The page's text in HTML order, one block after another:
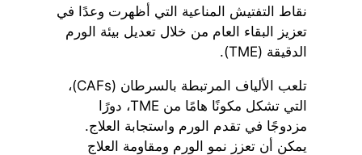
نقاط التفتيش المناعية التي أظهرت وعدًا في
تعزيز البقاء العام من خلال تعديل بيئة الورم
الدقيقة (TME).
تلعب الألياف المرتبطة بالسرطان (CAFs)،
التي تشكل مكونًا هامًا من TME، دورًا
مزدوجًا في تقدم الورم واستجابة العلاج.
يمكن أن تعزز نمو الورم ومقاومة العلاج